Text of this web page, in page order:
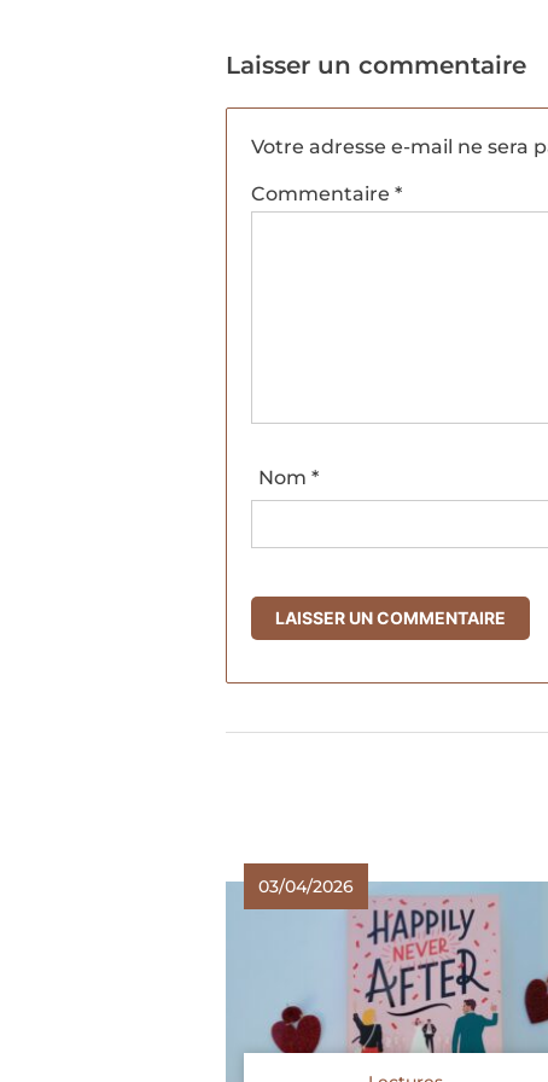
Laisser un commentaire
Votre adresse e-mail ne sera
Commentaire *
Nom *
03/04/2026